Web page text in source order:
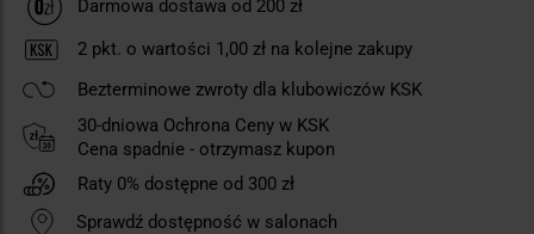
Darmowa dostawa od 200 zł
2 pkt. o wartości 1,00 zł na kolejne zakupy
Bezterminowe zwroty dla klubowiczów KSK
30-dniowa Ochrona Ceny w KSK
Cena spadnie - otrzymasz kupon
Raty 0% dostępne od 300 zł
Sprawdź dostępność w salonach